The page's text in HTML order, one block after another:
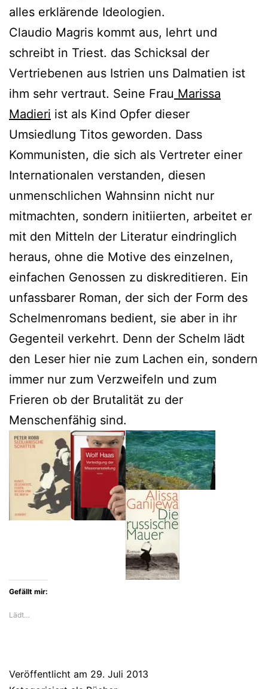
alles erklärende Ideologien.
Claudio Magris kommt aus, lehrt und
schreibt in Triest. das Schicksal der
Vertriebenen aus Istrien uns Dalmatien ist
ihm sehr vertraut. Seine Frau Marissa
Madieri ist als Kind Opfer dieser
Umsiedlung Titos geworden. Dass
Kommunisten, die sich als Vertreter einer
Internationalen verstanden, diesen
unmenschlichen Wahnsinn nicht nur
mitmachten, sondern initiierten, arbeitet er
mit den Mitteln der Literatur eindringlich
heraus, ohne die Motive des einzelnen,
einfachen Genossen zu diskreditieren. Ein
unfassbarer Roman, der sich der Form des
Schelmenromans bedient, sie aber in ihr
Gegenteil verkehrt. Denn der Schelm lädt
den Leser hier nie zum Lachen ein, sondern
immer nur zum Verzweifeln und zum
Frieren ob der Brutalität zu der
Menschenfähig sind.
Gefällt mir:
Lädt…
Veröffentlicht am 29. Juli 2013